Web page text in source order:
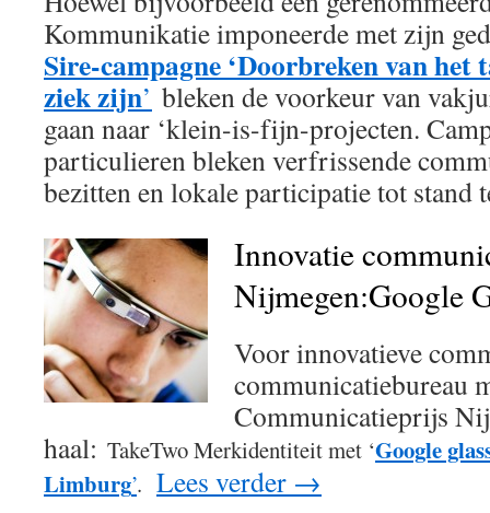
Kommunikatie imponeerde met zijn
Sire-campagne ‘Doorbreken van het
ziek zijn’ bleken de voorkeur van
gaan naar ‘klein-is-fijn-projecten.
particulieren bleken verfrissende
bezitten en lokale participatie tot stand
Innovatie
Nijmegen:Google
Voor innovatieve
communicatiebureau
Communicatieprijs
haal: TakeTwo Merkidentiteit met ‘Google
Limburg’. Lees verder →